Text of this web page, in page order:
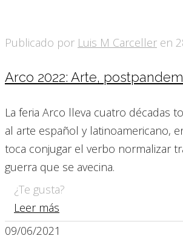
Publicado por Luis M Carceller en
Arco 2022: Arte,
La feria Arco lleva cuatro décadas
al arte español y latinoamericano,
toca conjugar el verbo normalizar
guerra que se avecina.
¿Te gusta?
Leer más
09/06/2021